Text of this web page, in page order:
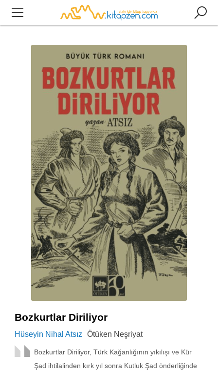
Bozkurtlar Diriliyor
Hüseyin Nihal Atsız Ötüken Neşriyat
Bozkurtlar Diriliyor, Türk Kağanlığının yıkılışı ve Kür
Şad ihtilalinden kırk yıl sonra Kutluk Şad önderliğinde